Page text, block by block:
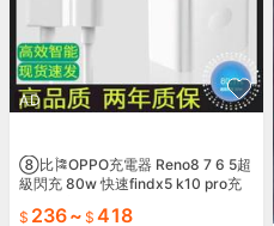
AD
⑧比🎏OPPO充電器 Reno8 7 6 5超
級閃充 80w 快速findx5 k10 pro充
236~ 418